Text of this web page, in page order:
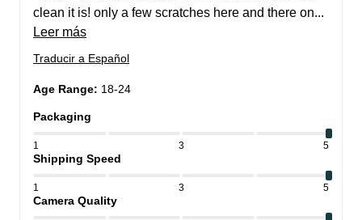
Leer más
Traducir a Español
Age Range: 18-24
Packaging
1 3 5
Shipping Speed
1 3 5
Camera Quality